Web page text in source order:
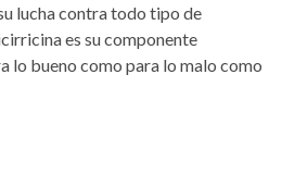
lucha contra todo tipo de
es su componente
lo bueno como para lo malo como